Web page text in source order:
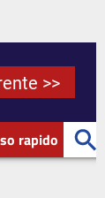
>>
rapido